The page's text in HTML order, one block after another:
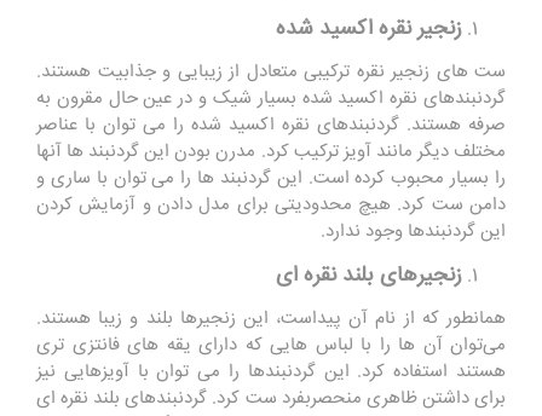
زنجیر نقره اکسید شده
ست های زنجیر نقره ترکیبی متعادل از زیبایی و جذابیت هستند.
گردنبندهای نقره اکسید شده بسیار شیک و در عین حال مقرون به
صرفه هستند. گردنبندهای نقره اکسید شده را می توان با عناصر
مختلف دیگر مانند آویز ترکیب کرد. مدرن بودن این گردنبند ها آنها
را بسیار محبوب کرده است. این گردنبند ها را می توان با ساری و
دامن ست کرد. هیچ محدودیتی برای مدل دادن و آزمایش کردن
این گردنبندها وجود ندارد.
زنجیرهای بلند نقره ای
همانطور که از نام آن پیداست، این زنجیرها بلند و زیبا هستند.
می‌توان آن ها را با لباس ‌هایی که دارای یقه ‌های فانتزی تری
هستند استفاده کرد. این گردنبندها را می توان با آویزهایی نیز
برای داشتن ظاهری منحصربفرد ست کرد. گردنبندهای بلند نقره ای